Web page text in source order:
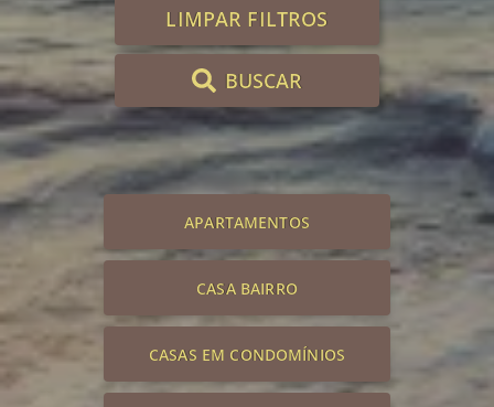
LIMPAR FILTROS
BUSCAR
APARTAMENTOS
CASA BAIRRO
CASAS EM CONDOMÍNIOS